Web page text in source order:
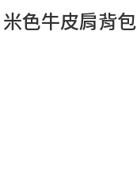
色牛皮肩背包